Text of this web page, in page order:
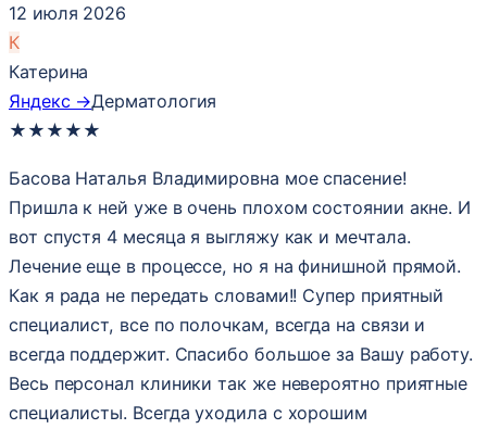
12 июля 2026
К
Катерина
Яндекс →Дерматология
★ ★ ★ ★ ★
Басова Наталья Владимировна мое спасение!
Пришла к ней уже в очень плохом состоянии акне. И
вот спустя 4 месяца я выгляжу как и мечтала.
Лечение еще в процессе, но я на финишной прямой.
Как я рада не передать словами!! Супер приятный
специалист, все по полочкам, всегда на связи и
всегда поддержит. Спасибо большое за Вашу работу.
Весь персонал клиники так же невероятно приятные
специалисты. Всегда уходила с хорошим